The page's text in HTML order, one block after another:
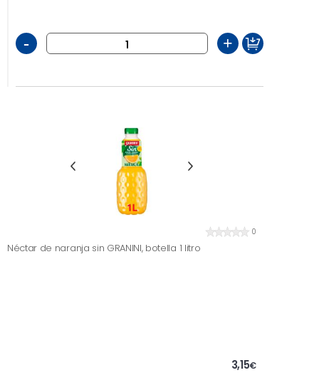
- +
0
Néctar de naranja sin GRANINI, botella 1 litro
3,15€